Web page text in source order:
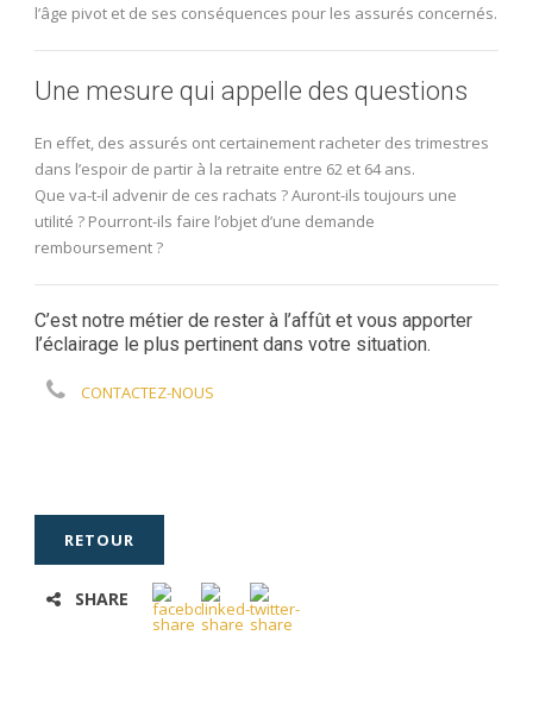
l’âge pivot et de ses conséquences pour les assurés concernés.
Une mesure qui appelle des questions
En effet, des assurés ont certainement racheter des trimestres
dans l’espoir de partir à la retraite entre 62 et 64 ans.
Que va-t-il advenir de ces rachats ? Auront-ils toujours une
utilité ? Pourront-ils faire l’objet d’une demande
remboursement ?
C’est notre métier de rester à l’affût et vous apporter
l’éclairage le plus pertinent dans votre situation.
CONTACTEZ-NOUS
RETOUR
SHARE